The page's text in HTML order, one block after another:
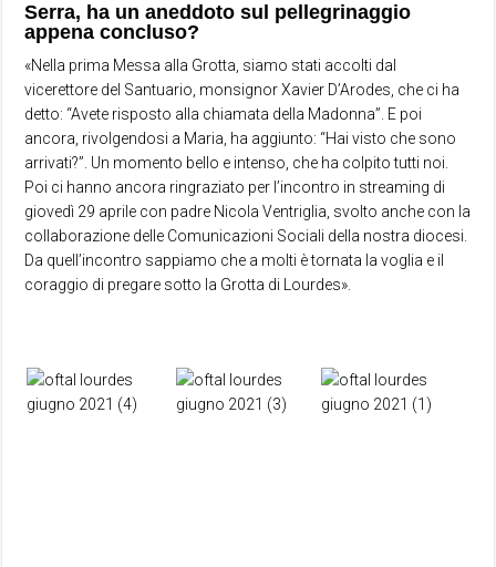
Serra, ha un aneddoto sul pellegrinaggio
appena concluso?
«Nella prima Messa alla Grotta, siamo stati accolti dal
vicerettore del Santuario, monsignor Xavier D’Arodes, che ci ha
detto: “Avete risposto alla chiamata della Madonna”. E poi
ancora, rivolgendosi a Maria, ha aggiunto: “Hai visto che sono
arrivati?”. Un momento bello e intenso, che ha colpito tutti noi.
Poi ci hanno ancora ringraziato per l’incontro in streaming di
giovedì 29 aprile con padre Nicola Ventriglia, svolto anche con la
collaborazione delle Comunicazioni Sociali della nostra diocesi.
Da quell’incontro sappiamo che a molti è tornata la voglia e il
coraggio di pregare sotto la Grotta di Lourdes».